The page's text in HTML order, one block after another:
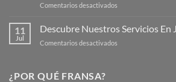
Plantas
Comentarios desactivados
tu
Jardín
11
Jul
Descubre Nuestros Servicios En
Comentarios desactivados
¿POR QUÉ FRANSA?